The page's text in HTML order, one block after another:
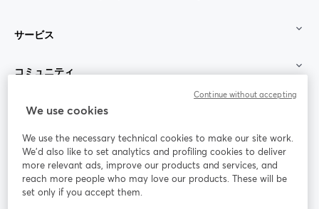
サービス
コミュニティ
StreamYard：
参加する
ライ
ンセ
Facebook
新しいタブで開く(Twitter)
YouTube
We use cookies
We use the necessary technical cookies to make our site work.
We'd also like to set analytics and profiling cookies to deliver
more relevant ads, improve our products and services, and
reach more people who may love our products. These will be
set only if you accept them.
Continue without accepting